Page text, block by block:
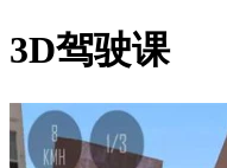
3D驾驶课